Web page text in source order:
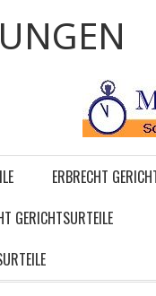
ERBRECHT
GERICHTSURTEILE